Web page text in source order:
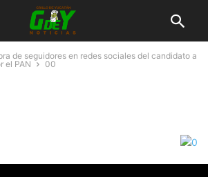
de seguidores en redes sociales del candidato a
el PAN
00